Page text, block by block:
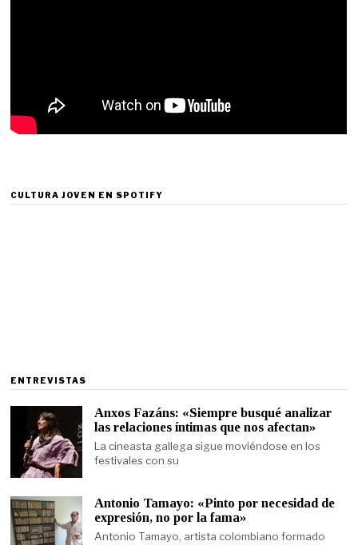
CULTURA JOVEN EN SPOTIFY
ENTREVISTAS
Anxos Fazáns: «Siempre busqué analizar
las relaciones íntimas que nos afectan»
La cineasta gallega sigue moviéndose en los
festivales con su
Antonio Tamayo: «Pinto por necesidad de
expresión, no por la fama»
Antonio Tamayo, artista colombiano formado